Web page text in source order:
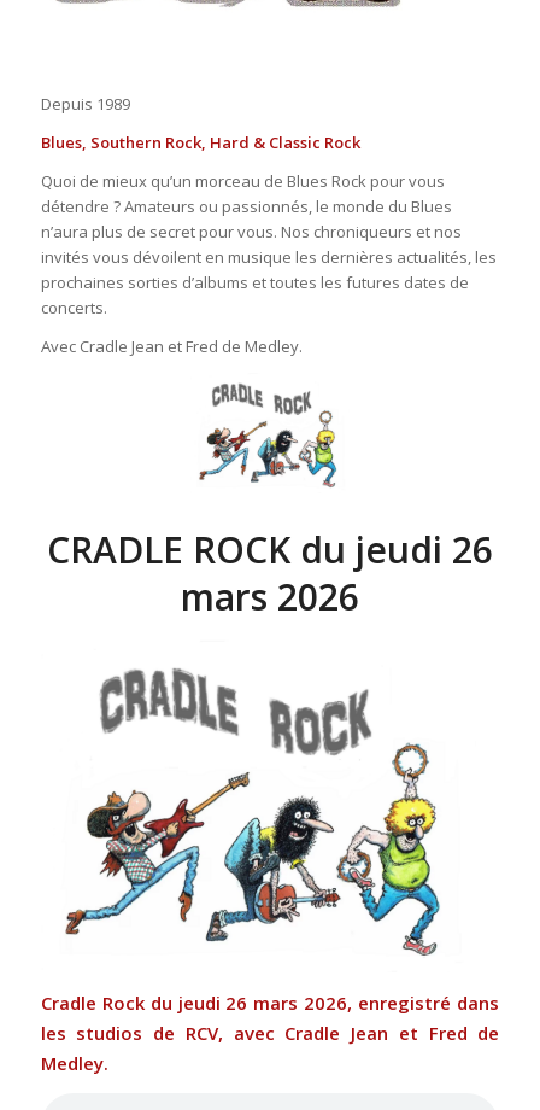
Depuis 1989
Blues, Southern Rock, Hard & Classic Rock
Quoi de mieux qu’un morceau de Blues Rock pour vous
détendre ? Amateurs ou passionnés, le monde du Blues
n’aura plus de secret pour vous. Nos chroniqueurs et nos
invités vous dévoilent en musique les dernières actualités, les
prochaines sorties d’albums et toutes les futures dates de
concerts.
Avec Cradle Jean et Fred de Medley.
CRADLE ROCK du jeudi 26
mars 2026
Cradle Rock du jeudi 26 mars 2026, enregistré dans
les studios de RCV, avec Cradle Jean et Fred de
Medley.